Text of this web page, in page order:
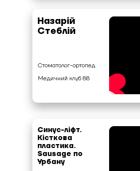
Синус-ліфт.
Кісткова
пластика.
Sausage по
Урбану
Назарій
Стеблій
Стоматолог-ортопед
Медичний клуб 88